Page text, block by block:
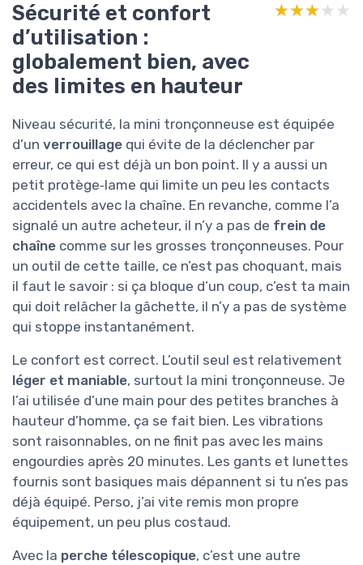
Sécurité et confort
d’utilisation :
globalement bien, avec
des limites en hauteur
★★★★★
★★★★★
Niveau sécurité, la mini tronçonneuse est équipée
d’un verrouillage qui évite de la déclencher par
erreur, ce qui est déjà un bon point. Il y a aussi un
petit protège‑lame qui limite un peu les contacts
accidentels avec la chaîne. En revanche, comme l’a
signalé un autre acheteur, il n’y a pas de frein de
chaîne comme sur les grosses tronçonneuses. Pour
un outil de cette taille, ce n’est pas choquant, mais
il faut le savoir : si ça bloque d’un coup, c’est ta main
qui doit relâcher la gâchette, il n’y a pas de système
qui stoppe instantanément.
Le confort est correct. L’outil seul est relativement
léger et maniable, surtout la mini tronçonneuse. Je
l’ai utilisée d’une main pour des petites branches à
hauteur d’homme, ça se fait bien. Les vibrations
sont raisonnables, on ne finit pas avec les mains
engourdies après 20 minutes. Les gants et lunettes
fournis sont basiques mais dépannent si tu n’es pas
déjà équipé. Perso, j’ai vite remis mon propre
équipement, un peu plus costaud.
Avec la perche télescopique, c’est une autre